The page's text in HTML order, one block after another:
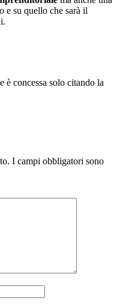
e su quello che sarà il
concessa solo citando la
I campi obbligatori sono